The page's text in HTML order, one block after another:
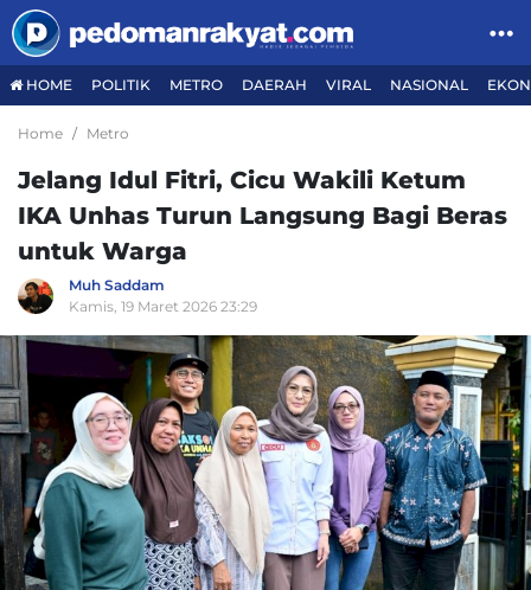
HOME POLITIK METRO DAERAH VIRAL NASIONAL
Home Metro
Jelang Idul Fitri, Cicu Wakili Ketum
IKA Unhas Turun Langsung Bagi Beras
untuk Warga
Muh Saddam
Kamis, 19 Maret 2026 23:29